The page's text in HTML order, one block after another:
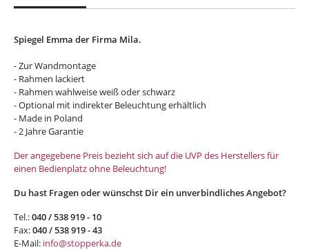
Spiegel Emma der Firma Mila.
- Zur Wandmontage
- Rahmen lackiert
- Rahmen wahlweise weiß oder schwarz
- Optional mit indirekter Beleuchtung erhältlich
- Made in Poland
- 2 Jahre Garantie
Der angegebene Preis bezieht sich auf die UVP des Herstellers für
einen Bedienplatz ohne Beleuchtung!
Du hast Fragen oder wünschst Dir ein unverbindliches Angebot?
Tel.:040 / 538 919 - 10
Fax:040 / 538 919 - 43
E-Mail: info@stopperka.de